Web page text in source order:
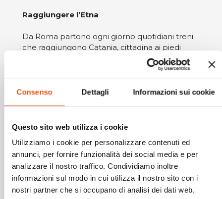
Consenso Dettagli Informazioni sui cookie
Questo sito web utilizza i cookie
Utilizziamo i cookie per personalizzare contenuti ed
annunci, per fornire funzionalità dei social media e per
analizzare il nostro traffico. Condividiamo inoltre
informazioni sul modo in cui utilizza il nostro sito con i
nostri partner che si occupano di analisi dei dati web,
Raggiungere l’Etna
Da Roma partono ogni giorno quotidiani treni
che raggiungono Catania, cittadina ai piedi
dell’Etna. Il tempo impiegato varia dalle 9 alle
11 ore. In alternativa è possibile volare
direttamente su Catania, oppure Palermo. Da
quest’ultimo si può raggiungere Catania
Verso i sentieri
Esistono diverse opportunità per raggiungere i
sentieri dell’Etna utilizzando i mezzi pubblici.
Dal centro di Catania parte la Ferrovia
Circumetnea, che raggiunge Randazzo in poco
più di due ore che passano con gli occhi